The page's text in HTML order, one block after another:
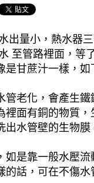
出量小，熱水器
至管路裡面，等
是甘蔗汁一樣，
管老化，會產生
裡面有銅的物質
出水管壁的生物膜
如是靠一般水壓
的話，可在不傷